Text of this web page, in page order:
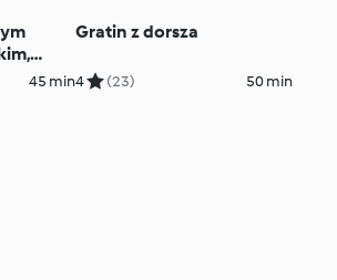
45 min
Gratin z dorsza
4 (23) 50 min